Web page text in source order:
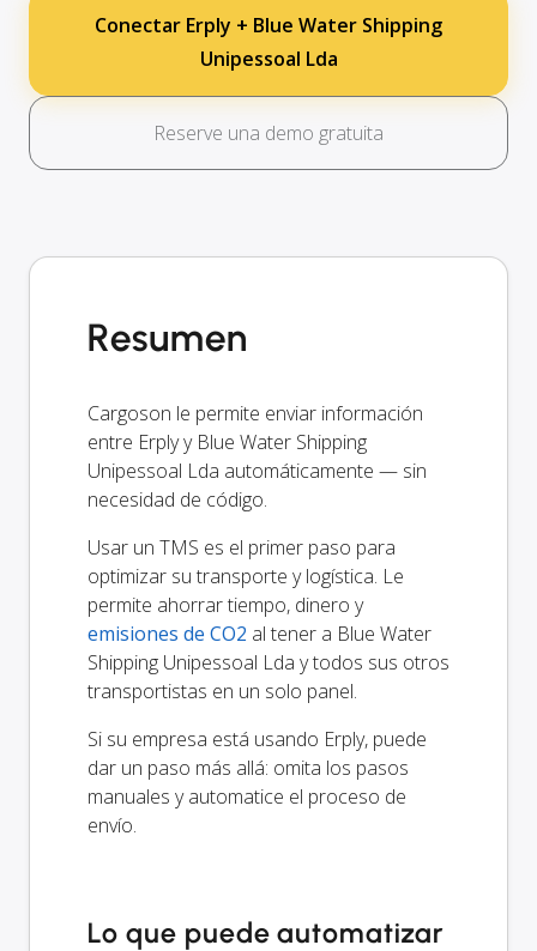
Conectar Erply + Blue Water Shipping
Unipessoal Lda
Reserve una demo gratuita
Resumen
Cargoson le permite enviar información
entre Erply y Blue Water Shipping
Unipessoal Lda automáticamente — sin
necesidad de código.
Usar un TMS es el primer paso para
optimizar su transporte y logística. Le
permite ahorrar tiempo, dinero y
emisiones de CO2 al tener a Blue Water
Shipping Unipessoal Lda y todos sus otros
transportistas en un solo panel.
Si su empresa está usando Erply, puede
dar un paso más allá: omita los pasos
manuales y automatice el proceso de
envío.
Lo que puede automatizar